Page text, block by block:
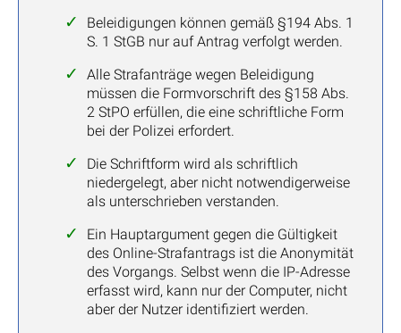
Beleidigungen können gemäß §194 Abs. 1
S. 1 StGB nur auf Antrag verfolgt werden.
Alle Strafanträge wegen Beleidigung
müssen die Formvorschrift des §158 Abs.
2 StPO erfüllen, die eine schriftliche Form
bei der Polizei erfordert.
Die Schriftform wird als schriftlich
niedergelegt, aber nicht notwendigerweise
als unterschrieben verstanden.
Ein Hauptargument gegen die Gültigkeit
des Online-Strafantrags ist die Anonymität
des Vorgangs. Selbst wenn die IP-Adresse
erfasst wird, kann nur der Computer, nicht
aber der Nutzer identifiziert werden.